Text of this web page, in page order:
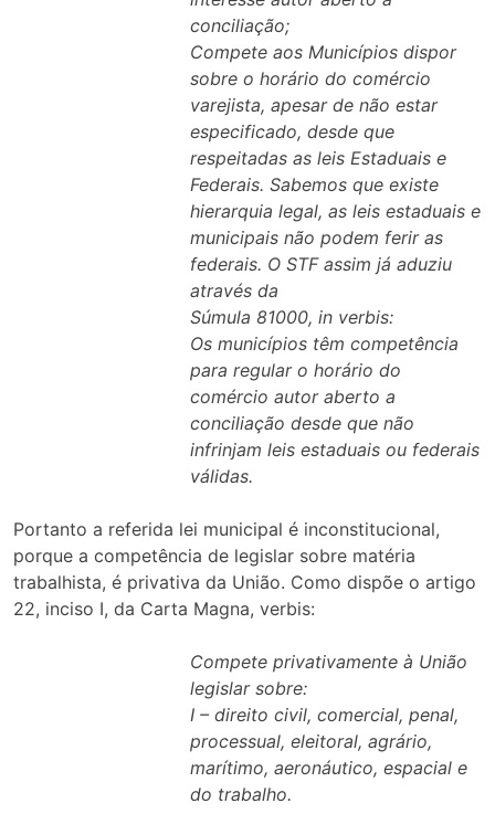
conciliação;
Compete aos Municípios dispor
sobre o horário do comércio
varejista, apesar de não estar
especificado, desde que
respeitadas as leis Estaduais e
Federais. Sabemos que existe
hierarquia legal, as leis estaduais e
municipais não podem ferir as
federais. O STF assim já aduziu
através da
Súmula 81000, in verbis:
Os municípios têm competência
para regular o horário do
comércio autor aberto a
conciliação desde que não
infrinjam leis estaduais ou federais
válidas.
Portanto a referida lei municipal é inconstitucional,
porque a competência de legislar sobre matéria
trabalhista, é privativa da União. Como dispõe o artigo
22, inciso I, da Carta Magna, verbis:
Compete privativamente à União
legislar sobre:
I – direito civil, comercial, penal,
processual, eleitoral, agrário,
marítimo, aeronáutico, espacial e
do trabalho.